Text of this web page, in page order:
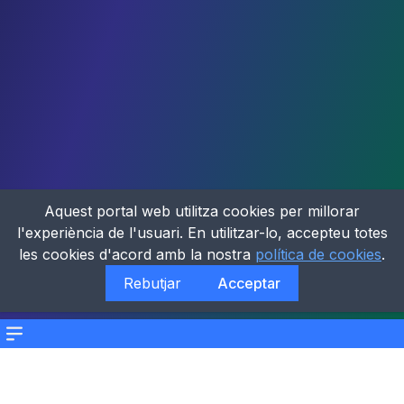
Menu
Aquest portal web utilitza cookies per millorar
l'experiència de l'usuari. En utilitzar-lo, accepteu totes
les cookies d'acord amb la nostra política de cookies.
Rebutjar
Acceptar